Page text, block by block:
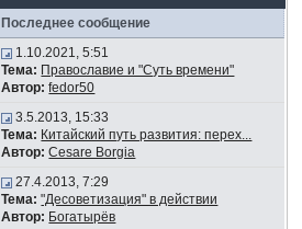
Последнее сообщение
1.10.2021, 5:51
Тема: Православие и "Суть времени"
Автор: fedor50
3.5.2013, 15:33
Тема: Китайский путь развития: перех...
Автор: Cesare Borgia
27.4.2013, 7:29
Тема: "Десоветизация" в действии
Автор: Богатырёв